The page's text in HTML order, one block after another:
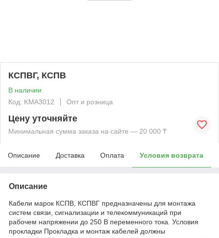
КСПВГ, КСПВ
В наличии
Код: KMА3012
Опт и розница
Цену уточняйте
Минимальная сумма заказа на сайте — 20 000 ₸
Описание Доставка Оплата Условия возврата
Описание
Кабели марок КСПВ, КСПВГ предназначены для монтажа
систем связи, сигнализации и телекоммуникаций при
рабочем напряжении до 250 В переменного тока. Условия
прокладки Прокладка и монтаж кабелей должны